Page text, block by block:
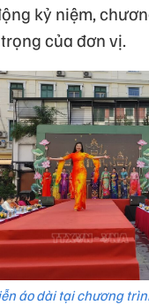
kỷ niệm,
của đơn vị.
áo dài tại chương